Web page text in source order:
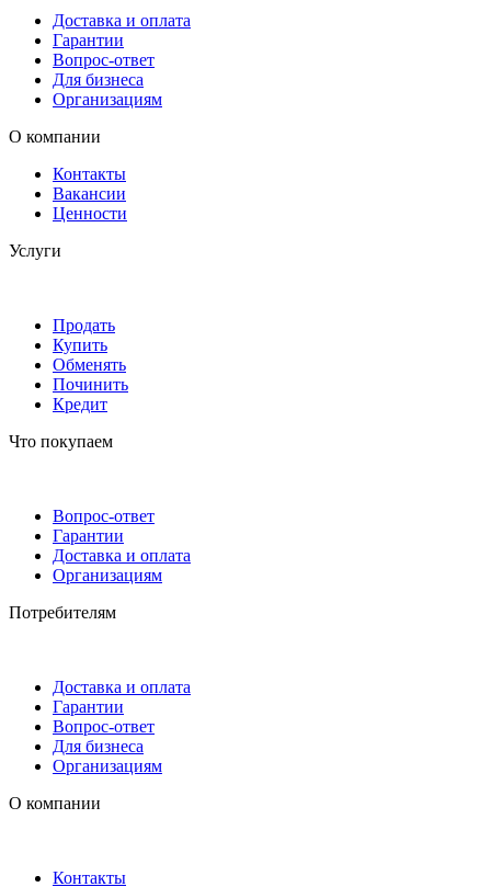
Доставка и оплата
Гарантии
Вопрос-ответ
Для бизнеса
Организациям
О компании
Контакты
Вакансии
Ценности
Услуги
Продать
Купить
Обменять
Починить
Кредит
Что покупаем
Вопрос-ответ
Гарантии
Доставка и оплата
Организациям
Потребителям
Доставка и оплата
Гарантии
Вопрос-ответ
Для бизнеса
Организациям
О компании
Контакты